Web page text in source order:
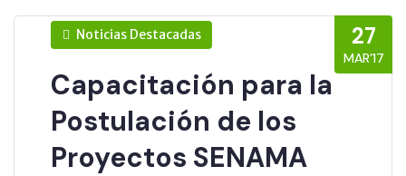
27
MAR’17
Noticias Destacadas
Capacitación para la
Postulación de los
Proyectos SENAMA